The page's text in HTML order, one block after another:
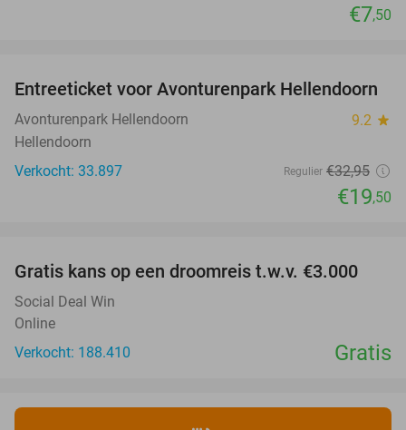
€7,50
41%
Entreeticket voor Avonturenpark Hellendoorn
Avonturenpark Hellendoorn 9.2 star
Hellendoorn
Verkocht: 33.897
Regulier €32,95
€19,50
Gratis kans op een droomreis t.w.v. €3.000
Social Deal Win
Online
Verkocht: 188.410
Gratis